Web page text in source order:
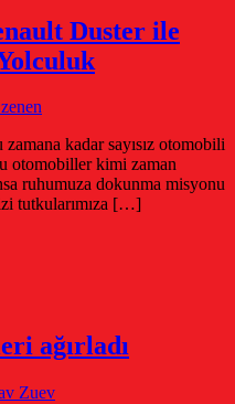
Duster ile
kadar sayısız otomobili
otomobiller kimi zaman
ruhumuza dokunma misyonu
tutkularımıza […]
ağırladı
Zuev